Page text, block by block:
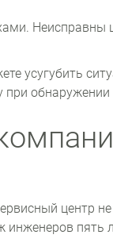
усугубить
при
центр